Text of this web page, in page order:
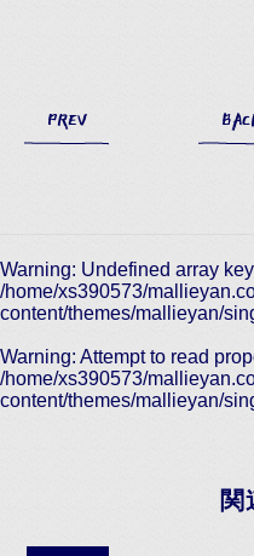
PREV
Warning: Undefined array
/home/xs390573/
content/themes/mallieyan/
Warning: Attempt to read
/home/xs390573/
content/themes/mallieyan/
関